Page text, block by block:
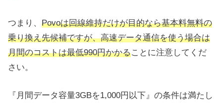
つまり、 Povoは回線維持だけが目的なら基本料無料の
乗り換え先候補ですが、高速データ通信を使う場合は
月間のコストは最低990円かかることに注意してくだ
さい。
『月間データ容量3GBを1,000円以下』の条件は満たし